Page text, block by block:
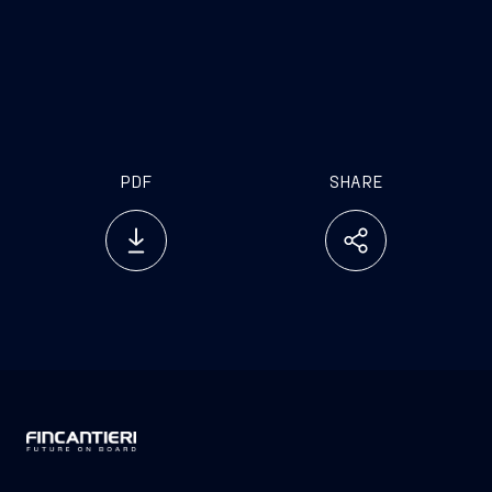
PDF SHARE